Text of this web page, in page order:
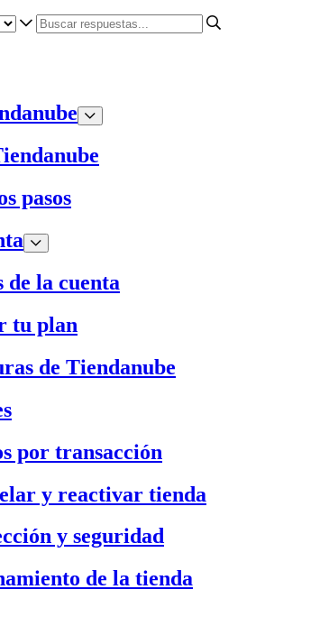
pasos
de la cuenta
tu plan
de Tiendanube
por transacción
y reactivar tienda
y seguridad
de la tienda